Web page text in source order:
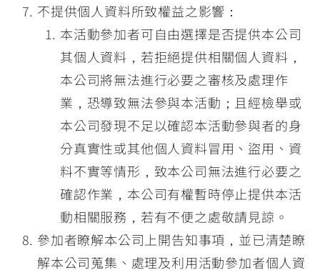
不提供個人資料所致權益之影響：
本活動參加者可自由選擇是否提供本公司
其個人資料，若拒絕提供相關個人資料，
本公司將無法進行必要之審核及處理作
業，恐導致無法參與本活動；且經檢舉或
本公司發現不足以確認本活動參與者的身
分真實性或其他個人資料冒用、盜用、資
料不實等情形，致本公司無法進行必要之
確認作業，本公司有權暫時停止提供本活
動相關服務，若有不便之處敬請見諒。
參加者瞭解本公司上開告知事項，並已清楚瞭
解本公司蒐集、處理及利用活動參加者個人資